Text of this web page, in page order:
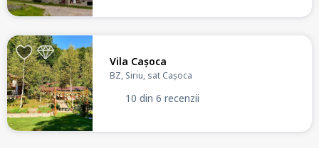
Vila Cașoca
BZ, Siriu, sat Cașoca
10 din 6 recenzii